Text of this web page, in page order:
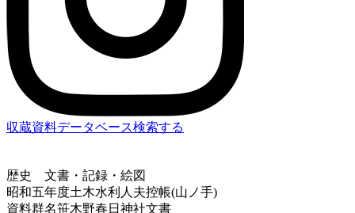
収蔵資料データベース検索する
歴史
文書・記録・絵図
昭和五年度土木水利人夫控帳(山ノ手)
資料群名笹木野春日神社文書